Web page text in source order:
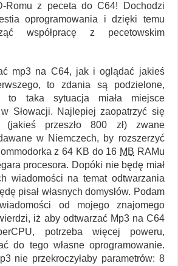
Romu z peceta do C64! Dochodzi
oprogramowania i dzięki temu
współpracę z pecetowskim
mp3 na C64, jak i oglądać jakieś
to zdania są podzielone,
to taka sytuacja miała miejsce
Słowacji. Najlepiej zaopatrzyć się
przeszło 800 zł) zwane
w Niemczech, by rozszerzyć
z 64 KB do 16 MB RAMu
procesora. Dopóki nie będę miał
wiadomości na temat odtwarzania
pisał własnych domysłów. Podam
od mojego znajomego
iż aby odtwarzać Mp3 na C64
potrzeba więcej poweru,
do tego własne oprogramowanie.
nie przekroczyłaby parametrów: 8